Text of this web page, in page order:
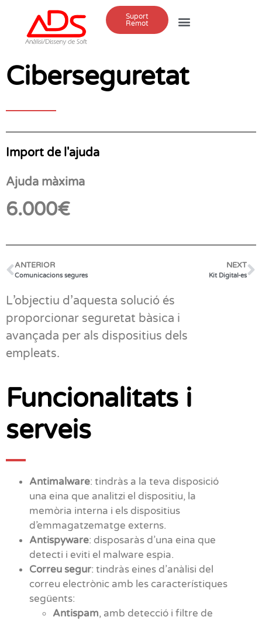
Suport
Remot
Ciberseguretat
Import de l'ajuda
Ajuda màxima
6.000€
ANTERIOR
Comunicacions segures
NEXT
Kit Digital-es
L’objectiu d’aquesta solució és
proporcionar seguretat bàsica i
avançada per als dispositius dels
empleats.
Funcionalitats i
serveis
Antimalware: tindràs a la teva disposició
una eina que analitzi el dispositiu, la
memòria interna i els dispositius
d’emmagatzematge externs.
Antispyware: disposaràs d’una eina que
detecti i eviti el malware espia.
Correu segur: tindràs eines d’anàlisi del
correu electrònic amb les característiques
següents:
Antispam, amb detecció i filtre de